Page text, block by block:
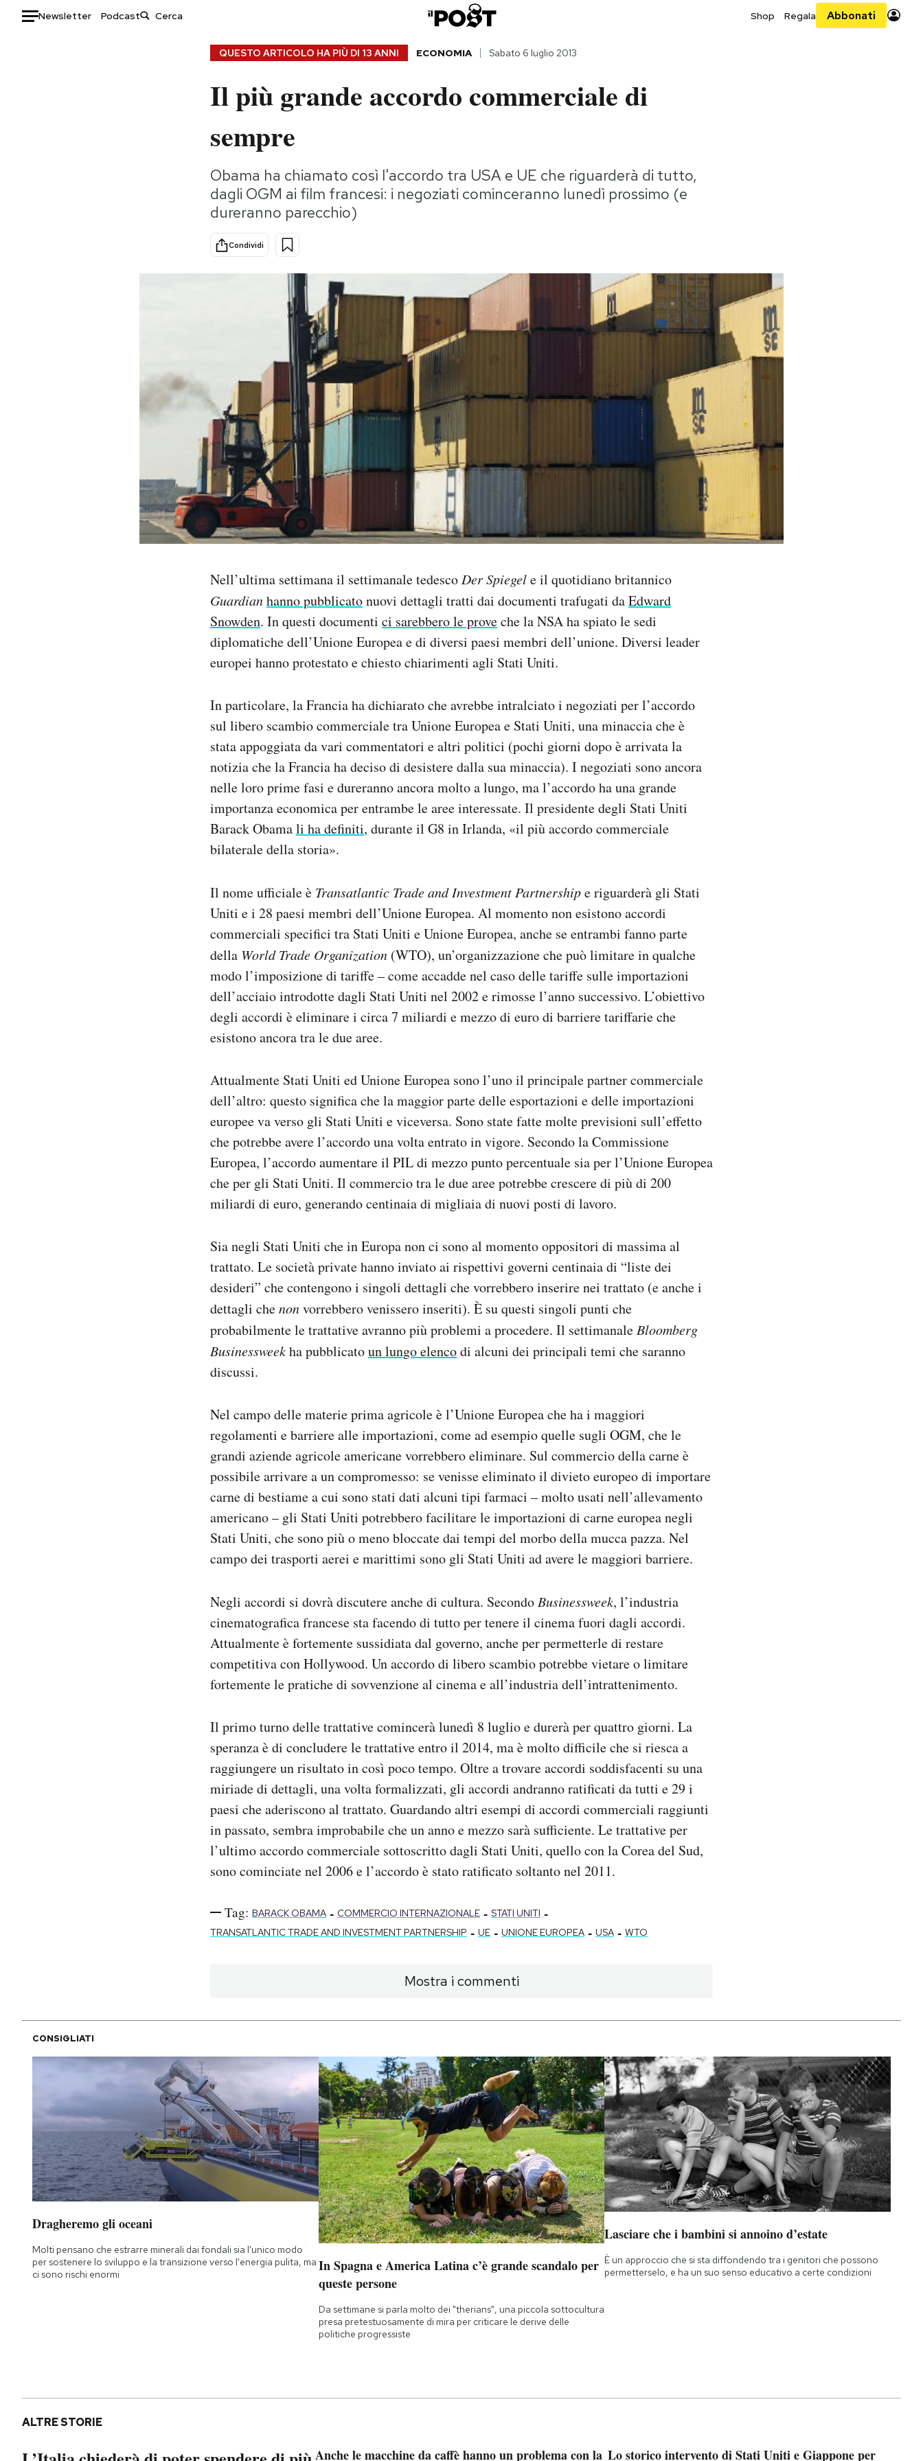
Newsletter Podcast Shop Regala Abbonati
Storie/Idee
Ok Boomer!
Altrecose
Mondiali calcio 2026
QUESTO ARTICOLO HA PIÙ DI 13 ANNI ECONOMIA Sabato 6 luglio 2013
Il più grande accordo commerciale di
sempre
Obama ha chiamato così l'accordo tra USA e UE che riguarderà di tutto,
dagli OGM ai film francesi: i negoziati cominceranno lunedì prossimo (e
dureranno parecchio)
Condividi
Nell’ultima settimana il settimanale tedesco Der Spiegele il quotidiano britannico
Guardianhanno pubblicatonuovi dettagli tratti dai documenti trafugati daEdward
Snowden. In questi documenti ci sarebbero le proveche la NSA ha spiato le sedi
diplomatiche dell’Unione Europea e di diversi paesi membri dell’unione. Diversi leader
europei hanno protestato e chiesto chiarimenti agli Stati Uniti.
In particolare, la Francia ha dichiarato che avrebbe intralciato i negoziati per l’accordo
sul libero scambio commerciale tra Unione Europea e Stati Uniti, una minaccia che è
stata appoggiata da vari commentatori e altri politici (pochi giorni dopo è arrivata la
notizia che la Francia ha deciso di desistere dalla sua minaccia). I negoziati sono ancora
nelle loro prime fasi e dureranno ancora molto a lungo, ma l’accordo ha una grande
importanza economica per entrambe le aree interessate. Il presidente degli Stati Uniti
Barack Obamali ha definiti, durante il G8 in Irlanda, «il più accordo commerciale
bilaterale della storia».
Il nome ufficiale è Transatlantic Trade and Investment Partnershipe riguarderà gli Stati
Uniti e i 28 paesi membri dell’Unione Europea. Al momento non esistono accordi
commerciali specifici tra Stati Uniti e Unione Europea, anche se entrambi fanno parte
della World Trade Organization (WTO), un’organizzazione che può limitare in qualche
modo l’imposizione di tariffe – come accadde nel caso delle tariffe sulle importazioni
dell’acciaio introdotte dagli Stati Uniti nel 2002 e rimosse l’anno successivo. L’obiettivo
degli accordi è eliminare i circa 7 miliardi e mezzo di euro di barriere tariffarie che
esistono ancora tra le due aree.
Attualmente Stati Uniti ed Unione Europea sono l’uno il principale partner commerciale
dell’altro: questo significa che la maggior parte delle esportazioni e delle importazioni
europee va verso gli Stati Uniti e viceversa. Sono state fatte molte previsioni sull’effetto
che potrebbe avere l’accordo una volta entrato in vigore. Secondo la Commissione
Europea, l’accordo aumentare il PIL di mezzo punto percentuale sia per l’Unione Europea
che per gli Stati Uniti. Il commercio tra le due aree potrebbe crescere di più di 200
miliardi di euro, generando centinaia di migliaia di nuovi posti di lavoro.
Sia negli Stati Uniti che in Europa non ci sono al momento oppositori di massima al
trattato. Le società private hanno inviato ai rispettivi governi centinaia di “liste dei
desideri” che contengono i singoli dettagli che vorrebbero inserire nei trattato (e anche i
dettagli chenonvorrebbero venissero inseriti). È su questi singoli punti che
probabilmente le trattative avranno più problemi a procedere. Il settimanale Bloomberg
Businessweekha pubblicatoun lungo elencodi alcuni dei principali temi che saranno
discussi.
Nel campo delle materie prima agricole è l’Unione Europea che ha i maggiori
regolamenti e barriere alle importazioni, come ad esempio quelle sugli OGM, che le
grandi aziende agricole americane vorrebbero eliminare. Sul commercio della carne è
possibile arrivare a un compromesso: se venisse eliminato il divieto europeo di importare
carne di bestiame a cui sono stati dati alcuni tipi farmaci – molto usati nell’allevamento
americano – gli Stati Uniti potrebbero facilitare le importazioni di carne europea negli
Stati Uniti, che sono più o meno bloccate dai tempi del morbo della mucca pazza. Nel
campo dei trasporti aerei e marittimi sono gli Stati Uniti ad avere le maggiori barriere.
Negli accordi si dovrà discutere anche di cultura. Secondo Businessweek, l’industria
cinematografica francese sta facendo di tutto per tenere il cinema fuori dagli accordi.
Attualmente è fortemente sussidiata dal governo, anche per permetterle di restare
competitiva con Hollywood. Un accordo di libero scambio potrebbe vietare o limitare
fortemente le pratiche di sovvenzione al cinema e all’industria dell’intrattenimento.
Il primo turno delle trattative comincerà lunedì 8 luglio e durerà per quattro giorni. La
speranza è di concludere le trattative entro il 2014, ma è molto difficile che si riesca a
raggiungere un risultato in così poco tempo. Oltre a trovare accordi soddisfacenti su una
miriade di dettagli, una volta formalizzati, gli accordi andranno ratificati da tutti e 29 i
paesi che aderiscono al trattato. Guardando altri esempi di accordi commerciali raggiunti
in passato, sembra improbabile che un anno e mezzo sarà sufficiente. Le trattative per
l’ultimo accordo commerciale sottoscritto dagli Stati Uniti, quello con la Corea del Sud,
sono cominciate nel 2006 e l’accordo è stato ratificato soltanto nel 2011.
Tag: BARACK OBAMA - COMMERCIO INTERNAZIONALE - STATI UNITI -
TRANSATLANTIC TRADE AND INVESTMENT PARTNERSHIP - UE - UNIONE EUROPEA - USA - WTO
Mostra i commenti
CONSIGLIATI
Dragheremo gli oceani
Molti pensano che estrarre minerali dai fondali sia l'unico modo
per sostenere lo sviluppo e la transizione verso l'energia pulita, ma
ci sono rischi enormi
In Spagna e America Latina c’è grande scandalo per
queste persone
Da settimane si parla molto dei "therians", una piccola sottocultura
presa pretestuosamente di mira per criticare le derive delle
politiche progressiste
Lasciare che i bambini si annoino d’estate
È un approccio che si sta diffondendo tra i genitori che possono
permetterselo, e ha un suo senso educativo a certe condizioni
ALTRE STORIE
Anche le macchine da caffè hanno un problema con la Lo storico intervento di Stati Uniti e Giappone per